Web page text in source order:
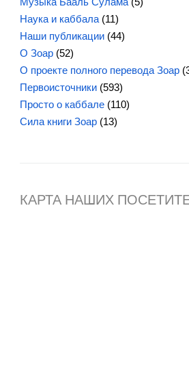
Наука и каббала (11)
Наши публикации (44)
О Зоар (52)
О проекте полного перевода Зоар
Первоисточники (593)
Просто о каббале (110)
Сила книги Зоар (13)
КАРТА НАШИХ